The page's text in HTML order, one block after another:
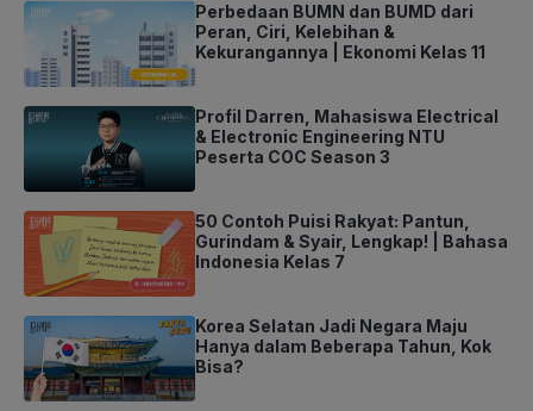
Perbedaan BUMN dan BUMD dari
Peran, Ciri, Kelebihan &
Kekurangannya | Ekonomi Kelas 11
Profil Darren, Mahasiswa Electrical
& Electronic Engineering NTU
Peserta COC Season 3
50 Contoh Puisi Rakyat: Pantun,
Gurindam & Syair, Lengkap! | Bahasa
Indonesia Kelas 7
Korea Selatan Jadi Negara Maju
Hanya dalam Beberapa Tahun, Kok
Bisa?